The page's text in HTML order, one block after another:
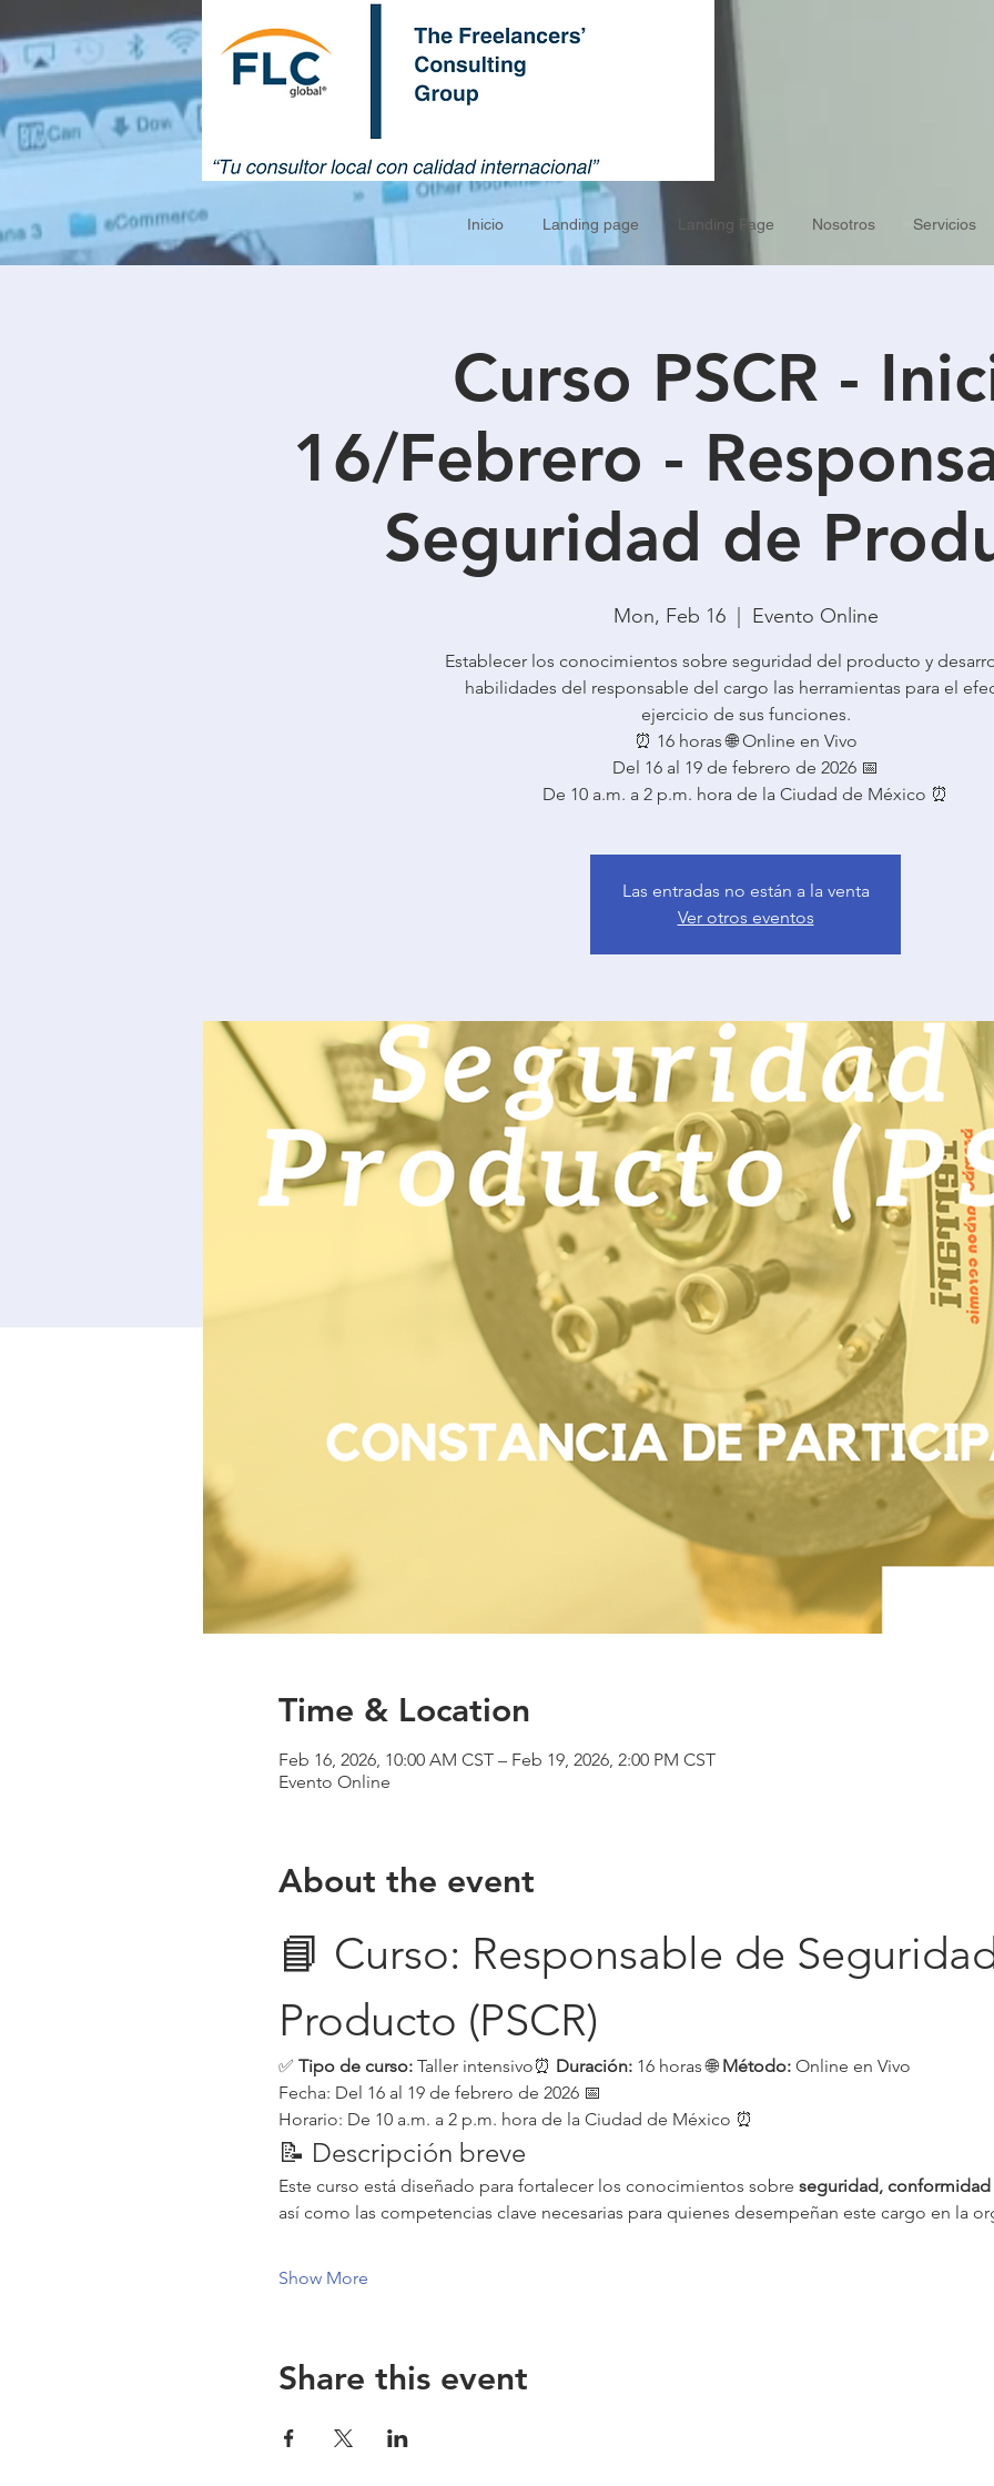
Inicio Landing page Landing Page Nosotros Servicios
Curso PSCR -
16/Febrero -
Seguridad de
Mon, Feb 16
  |
Evento Online
Establecer los conocimientos sobre seguridad del producto y
habilidades del responsable del cargo las herramientas para el
ejercicio de sus funciones.
⏰ 16 horas 🌐 Online en Vivo
Del 16 al 19 de febrero de 2026 📅
De 10 a.m. a 2 p.m. hora de la Ciudad de México ⏰
Las entradas no están a la venta
Ver otros eventos
Time & Location
Feb 16, 2026, 10:00 AM CST – Feb 19, 2026, 2:00 PM CST
Evento Online
About the event
📘 Curso: Responsable de
Producto (PSCR)
✅ Tipo de curso: Taller intensivo⏰ Duración: 16 horas 🌐 Método: Online en Vivo
Fecha: Del 16 al 19 de febrero de 2026 📅
Horario: De 10 a.m. a 2 p.m. hora de la Ciudad de México ⏰
📝 Descripción breve
Este curso está diseñado para fortalecer los conocimientos sobre seguridad,
así como las competencias clave necesarias para quienes desempeñan este cargo en la
Show More
Share this event